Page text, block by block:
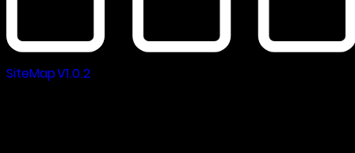
SiteMap V1.0.2